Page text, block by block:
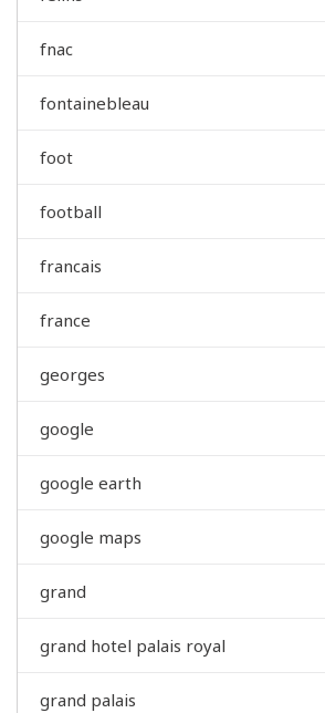
fnac
fontainebleau
foot
football
francais
france
georges
google
google earth
google maps
grand
grand hotel palais royal
grand palais